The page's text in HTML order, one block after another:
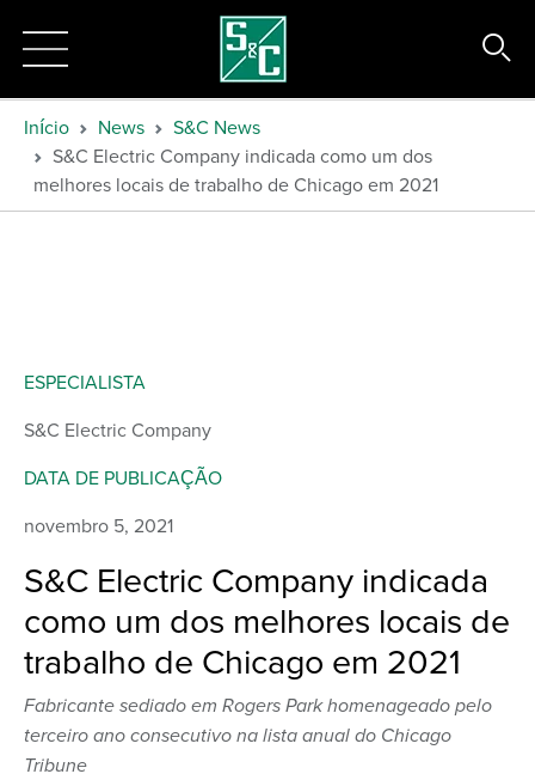
Início News
S&C News
S&C Electric Company indicada como um dos
melhores locais de trabalho de Chicago em 2021
S&C Electric Company indicada
como um dos melhores locais de
trabalho de Chicago em 2021
Fabricante sediado em Rogers Park homenageado pelo
terceiro ano consecutivo na lista anual do Chicago
Tribune
ESPECIALISTA
S&C Electric Company
DATA DE PUBLICAÇÃO
novembro 5, 2021